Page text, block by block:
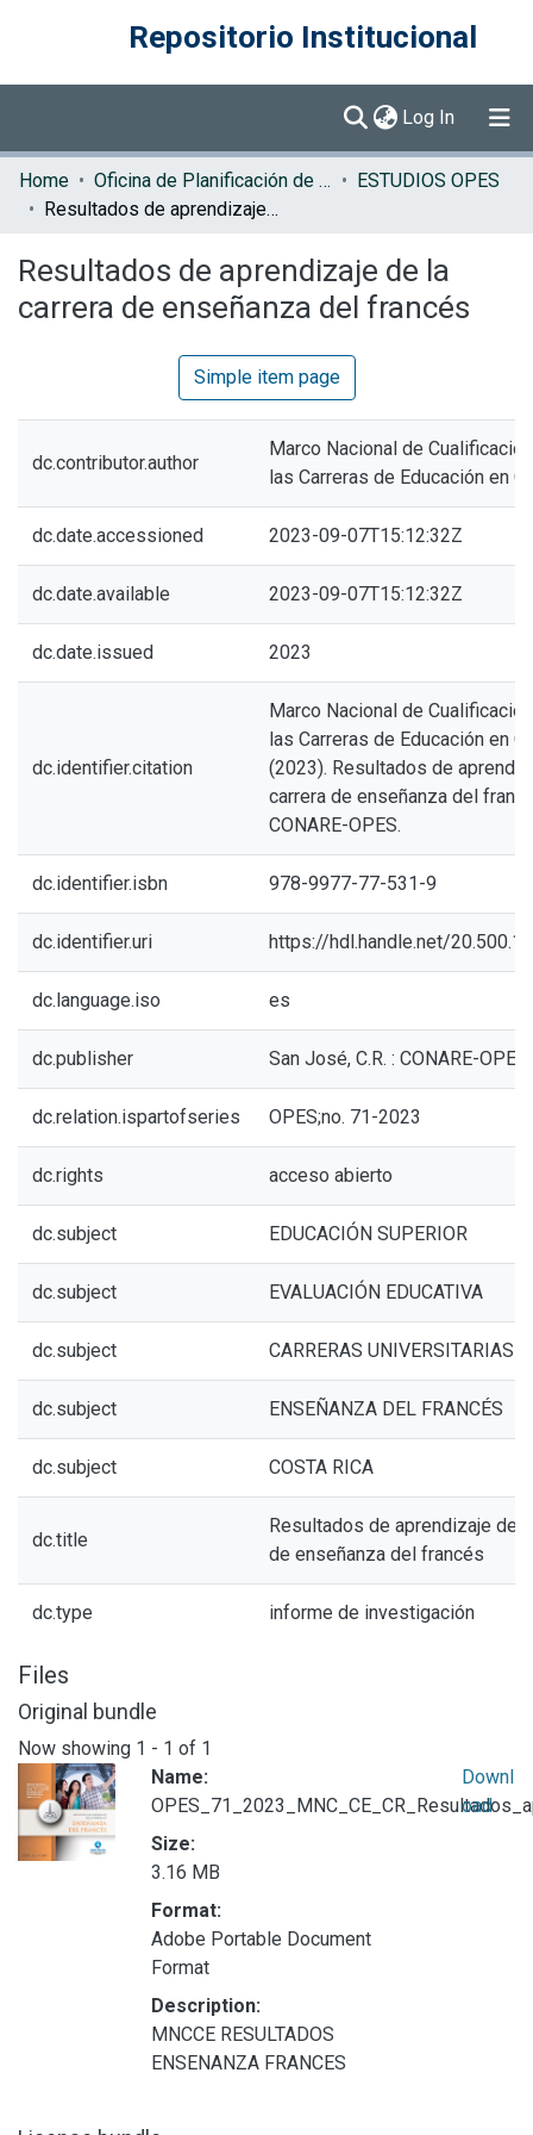
Repositorio Institucional
Log In (current)
Communities & Collections
Browse DSpace
Statistics
Home Oficina de Planificación de la Educación Superior (OPES)
ESTUDIOS OPES
Resultados de aprendizaje de la carrera de enseñanza del francés
Resultados de aprendizaje de la
carrera de enseñanza del francés
Simple item page
dc.contributor.author
Marco Nacional de
las Carreras de Educación en
dc.date.accessioned 2023-09-07T15:12:32Z
dc.date.available 2023-09-07T15:12:32Z
dc.date.issued 2023
dc.identifier.citation
Marco Nacional de
las Carreras de Educación en
(2023). Resultados de
carrera de enseñanza del
CONARE-OPES.
dc.identifier.isbn 978-9977-77-531-9
dc.identifier.uri https://hdl.handle.net/
dc.language.iso es
dc.publisher San José, C.R. : CONARE-OPES
dc.relation.ispartofseries OPES;no. 71-2023
dc.rights acceso abierto
dc.subject EDUCACIÓN SUPERIOR
dc.subject EVALUACIÓN EDUCATIVA
dc.subject CARRERAS UNIVERSITARIAS
dc.subject ENSEÑANZA DEL FRANCÉS
dc.subject COSTA RICA
dc.title
Resultados de aprendizaje de
de enseñanza del francés
dc.type informe de investigación
Files
Original bundle
Now showing 1 - 1 of 1
Name:
Size:
3.16 MB
Format:
Adobe Portable Document
Format
Description:
MNCCE RESULTADOS
ENSENANZA FRANCES
Downl
oad